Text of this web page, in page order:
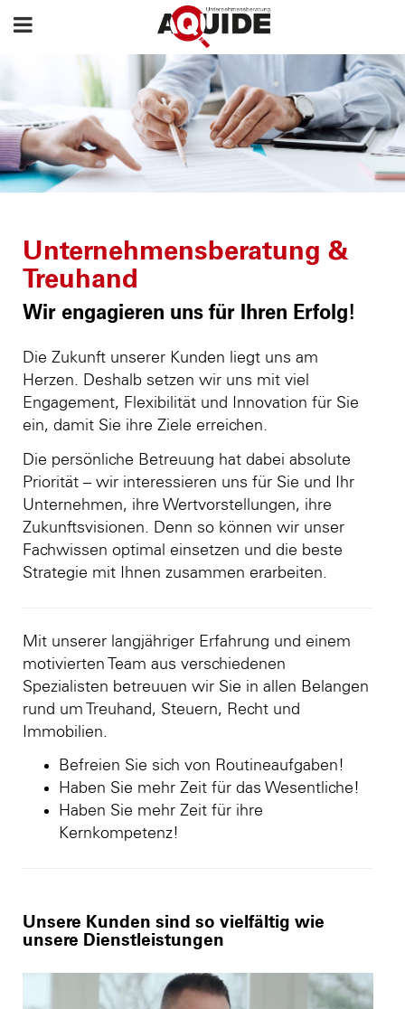
Unternehmensberatung &
Treuhand
Wir engagieren uns für Ihren Erfolg!
Die Zukunft unserer Kunden liegt uns am
Herzen. Deshalb setzen wir uns mit viel
Engagement, Flexibilität und Innovation für Sie
ein, damit Sie ihre Ziele erreichen.
Die persönliche Betreuung hat dabei absolute
Priorität – wir interessieren uns für Sie und Ihr
Unternehmen, ihre Wertvorstellungen, ihre
Zukunftsvisionen. Denn so können wir unser
Fachwissen optimal einsetzen und die beste
Strategie mit Ihnen zusammen erarbeiten.
Mit unserer langjähriger Erfahrung und einem
motivierten Team aus verschiedenen
Spezialisten betreuuen wir Sie in allen Belangen
rund um Treuhand, Steuern, Recht und
Immobilien.
Befreien Sie sich von Routineaufgaben!
Haben Sie mehr Zeit für das Wesentliche!
Haben Sie mehr Zeit für ihre
Kernkompetenz!
Unsere Kunden sind so vielfältig wie
unsere Dienstleistungen